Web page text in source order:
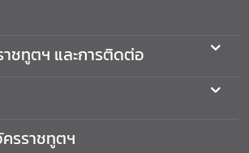
ชทูตฯ และการติดต่อ
รราชทูตฯ